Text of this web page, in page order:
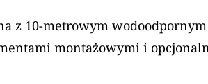
z 10-metrowym
montażowymi i